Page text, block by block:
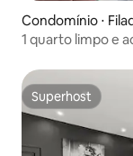
Condomínio ⋅
1 quarto limpo e
Superhost
Superhost